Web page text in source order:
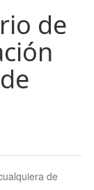
de
de